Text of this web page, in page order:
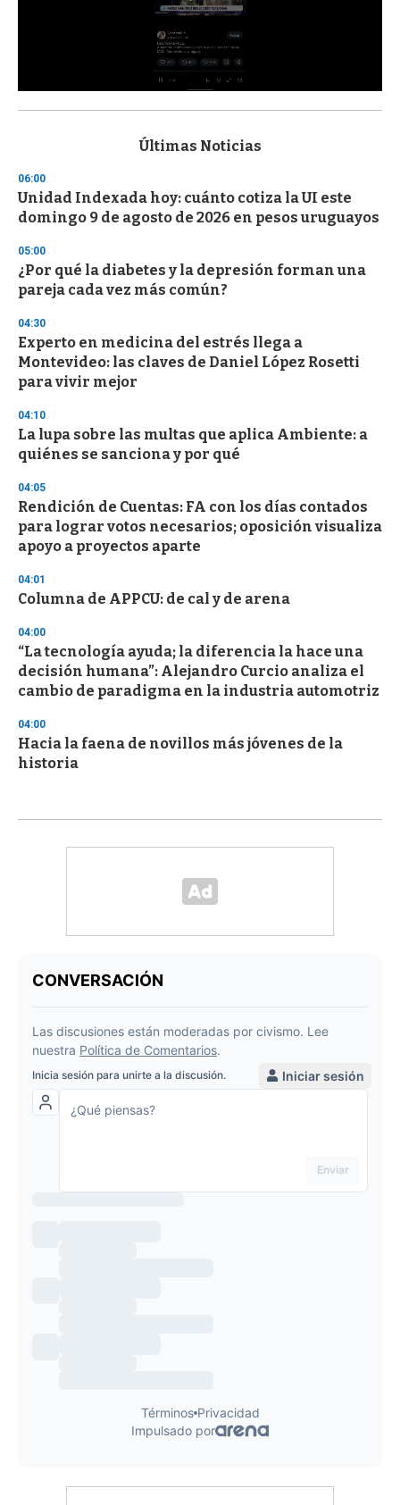
s
d
s
o
f
3
s
e
c
n
d
s
Últimas Noticias
06:00
Unidad Indexada hoy: cuánto cotiza la UI este
domingo 9 de agosto de 2026 en pesos uruguayos
05:00
¿Por qué la diabetes y la depresión forman una
pareja cada vez más común?
04:30
Experto en medicina del estrés llega a
Montevideo: las claves de Daniel López Rosetti
para vivir mejor
04:10
La lupa sobre las multas que aplica Ambiente: a
quiénes se sanciona y por qué
04:05
Rendición de Cuentas: FA con los días contados
para lograr votos necesarios; oposición visualiza
apoyo a proyectos aparte
04:01
Columna de APPCU: de cal y de arena
04:00
“La tecnología ayuda; la diferencia la hace una
decisión humana”: Alejandro Curcio analiza el
cambio de paradigma en la industria automotriz
04:00
Hacia la faena de novillos más jóvenes de la
historia